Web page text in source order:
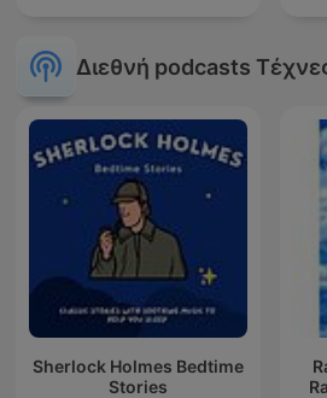
Διεθνή podcasts
Sherlock Holmes Bedtime
Stories